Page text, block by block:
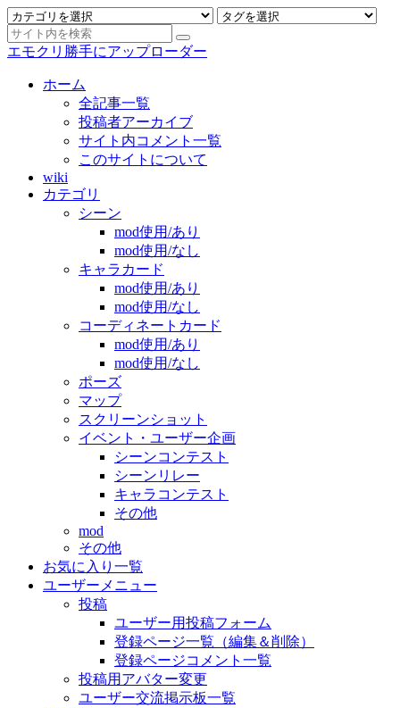
エモクリ勝手にアップローダー
ホーム
全記事一覧
投稿者アーカイブ
サイト内コメント一覧
このサイトについて
wiki
カテゴリ
シーン
mod使用/あり
mod使用/なし
キャラカード
mod使用/あり
mod使用/なし
コーディネートカード
mod使用/あり
mod使用/なし
ポーズ
マップ
スクリーンショット
イベント・ユーザー企画
シーンコンテスト
シーンリレー
キャラコンテスト
その他
mod
その他
お気に入り一覧
ユーザーメニュー
投稿
ユーザー用投稿フォーム
登録ページ一覧（編集＆削除）
登録ページコメント一覧
投稿用アバター変更
ユーザー交流掲示板一覧